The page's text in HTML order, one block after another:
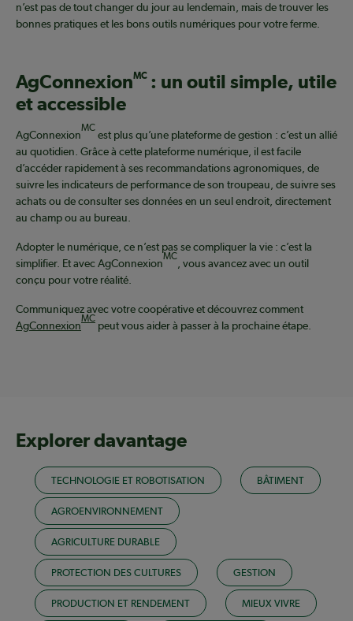
n’est pas de tout changer du jour au lendemain, mais de trouver les
bonnes pratiques et les bons outils numériques pour votre ferme.
AgConnexionMC : un outil simple, utile
et accessible
AgConnexion
MC
est plus qu’une plateforme de gestion : c’est un allié
au quotidien. Grâce à cette plateforme numérique, il est facile
d’accéder rapidement à ses recommandations agronomiques, de
suivre les indicateurs de performance de son troupeau, de suivre ses
achats ou de consulter ses données en un seul endroit, directement
au champ ou au bureau.
Adopter le numérique, ce n’est pas se compliquer la vie : c’est la
simplifier. Et avec AgConnexion
MC
, vous avancez avec un outil
conçu pour votre réalité.
Communiquez avec votre coopérative et découvrez comment
AgConnexion
MC
peut vous aider à passer à la prochaine étape.
Explorer davantage
TECHNOLOGIE ET ROBOTISATION BÂTIMENT
AGROENVIRONNEMENT
AGRICULTURE DURABLE
PROTECTION DES CULTURES GESTION
PRODUCTION ET RENDEMENT MIEUX VIVRE